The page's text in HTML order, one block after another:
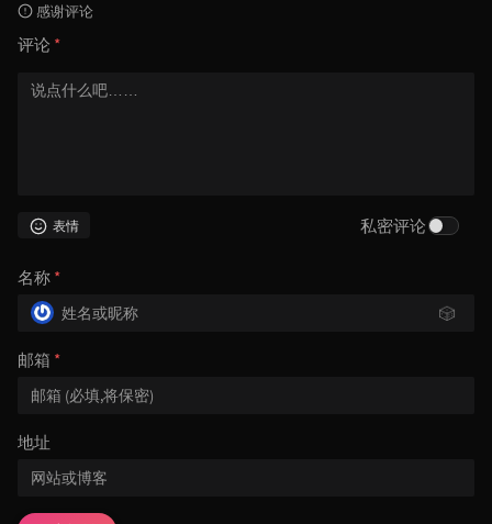
感谢评论
评论 *
表情 私密评论
名称 *
🎲
邮箱 *
地址